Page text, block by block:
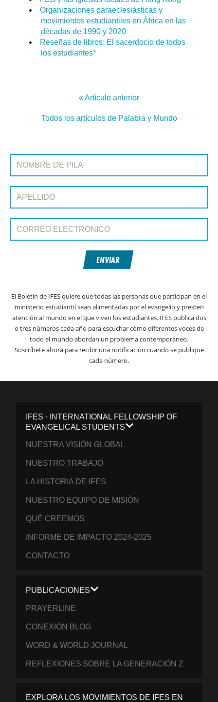
Organizaciones paraeclesiásticas y
movimientos estudiantiles en África en las
décadas de 1990 y 2020
Reseñas de libros: El sacerdocio de todos
los estudiantes*
« Artículo anterior
Todos los artículos de Palabra y Mundo
REGÍSTRATE EN PALABRA Y MUNDO
Nombre de pila:
Apellido:
Correo electrónico:
ENVIAR
El Boletín de IFES quiere que todas las personas que participan en el
ministerio estudiantil sean alimentadas por el evangelio y presten
atención al mundo en el que viven los estudiantes. IFES publica dos
o tres números cada año para escuchar cómo diferentes voces de
todo el mundo abordan un problema contemporáneo.
Suscríbete ahora para recibir una notificación cuando se publique
cada número.
IFES · INTERNATIONAL FELLOWSHIP OF
EVANGELICAL STUDENTS
NUESTRA VISIÓN GLOBAL
NUESTRO TRABAJO
LA HISTORIA DE IFES
NUESTRO EQUIPO DE MISIÓN
QUÉ CREEMOS
INFORME DE IMPACTO 2024-2025
CONTACTO
PUBLICACIONES
PRAYERLINE
CONEXIÓN BLOG
WORD & WORLD JOURNAL
REFLEXIONES SOBRE LA GENERACIÓN Z
EXPLORA LOS MOVIMIENTOS DE IFES EN